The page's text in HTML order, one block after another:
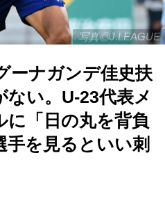
写真◎J.LEAGUE
ーナガンデ佳史扶
い。U-23代表メ
に「日の丸を背負
手を見るといい刺